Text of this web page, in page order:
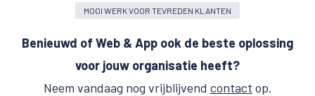
MOOI WERK VOOR TEVREDEN KLANTEN
Benieuwd of Web & App ook de beste oplossing
voor jouw organisatie heeft?
Neem vandaag nog vrijblijvend contact op.